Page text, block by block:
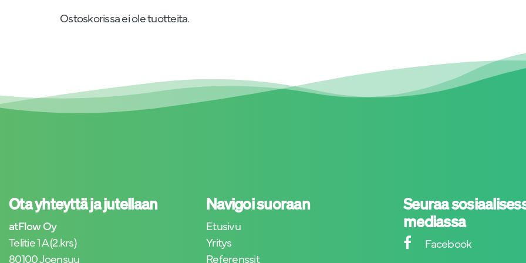
Ostoskorissa ei ole tuotteita.
Ota yhteyttä ja jutellaan
atFlow Oy
Telitie 1 A (2.krs)
80100 Joensuu
Navigoi suoraan
Etusivu
Yritys
Referenssit
Seuraa
mediassa
Facebook